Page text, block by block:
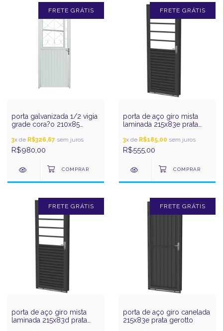
FRETE GRÁTIS
porta galvanizada 1/2 vigia
grade cora?o 210x85
3x de R$326,67 sem juros
R$980,00
FRETE GRÁTIS
porta de aço giro mista
laminada 215x83e prata
3x de R$185,00 sem juros
R$555,00
FRETE GRÁTIS
porta de aço giro mista
laminada 215x83d prata
FRETE GRÁTIS
porta de aço giro canelada
215x83e prata gerotto